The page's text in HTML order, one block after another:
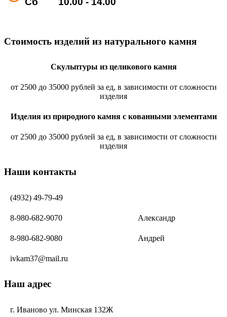
Стоимость изделий из натурального камня
Скульптуры из целикового камня
от 2500 до 35000 рублей за ед, в зависимости от сложности
изделия
Изделия из природного камня с кованными элементами
от 2500 до 35000 рублей за ед, в зависимости от сложности
изделия
Наши контакты
(4932) 49-79-49
8-980-682-9070 Александр
8-980-682-9080 Андрей
ivkam37@mail.ru
Наш адрес
г. Иваново ул. Минская 132Ж